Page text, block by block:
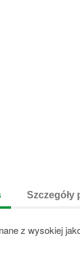
Szczegóły
z wysokiej